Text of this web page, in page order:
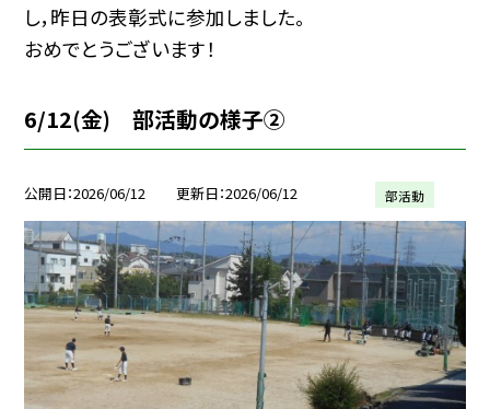
し，昨日の表彰式に参加しました。
おめでとうございます！
6/12(金) 部活動の様子②
公開日 2026/06/12 更新日 2026/06/12 部活動